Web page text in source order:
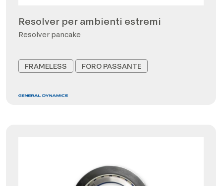
Resolver per ambienti estremi
Resolver pancake
FRAMELESS FORO PASSANTE